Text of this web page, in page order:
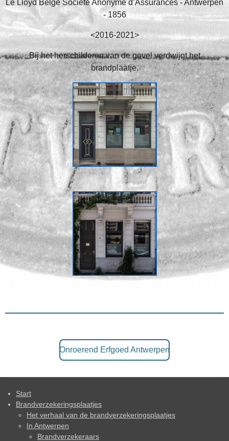
Le Lloyd Belge Société Anonyme d’Assurances - Antwerpen
- 1856
<2016-2021>
Bij het herschilderen van de gevel verdwijnt het
brandplaatje.
Onroerend Erfgoed Antwerpen
Start
Brandverzekeringsplaatjes
Het verhaal van de brandverzekeringsplaatjes
In Antwerpen
Brandverzekeraars